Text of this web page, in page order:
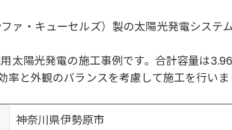
ァ・キューセルズ）製の太陽光発電システ
太陽光発電の施工事例です。合計容量は
率と外観のバランスを考慮して施工を行いま
神奈川県伊勢原市